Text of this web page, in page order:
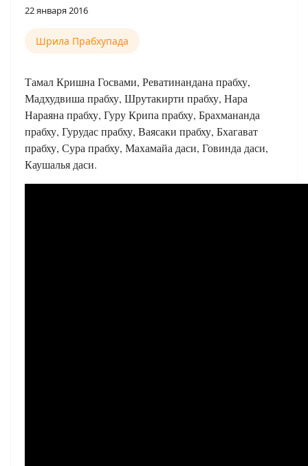
22 января 2016
Шрила Прабхупада
Тамал Кришна Госвами, Реватинандана прабху,
Мадхудвиша прабху, Шрутакирти прабху, Нара
Нараяна прабху, Гуру Крипа прабху, Брахмананда
прабху, Гурудас прабху, Ваясаки прабху, Бхагават
прабху, Сура прабху, Махамайа даси, Говинда даси,
Каушалья даси.